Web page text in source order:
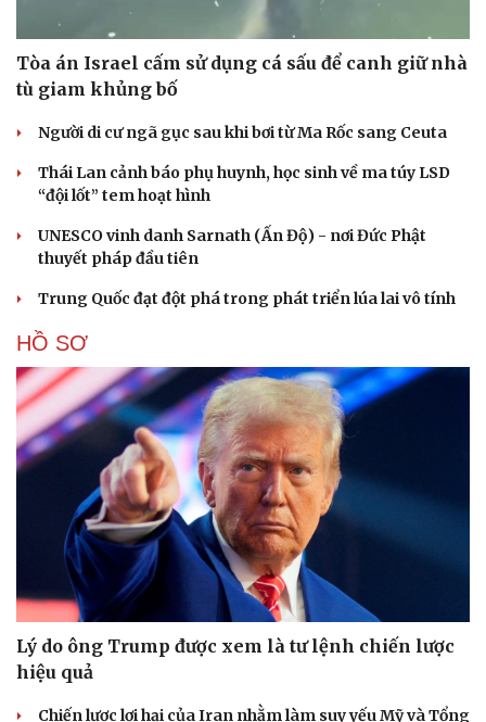
Tòa án Israel cấm sử dụng cá sấu để canh giữ nhà
tù giam khủng bố
Người di cư ngã gục sau khi bơi từ Ma Rốc sang Ceuta
Thái Lan cảnh báo phụ huynh, học sinh về ma túy LSD
“đội lốt” tem hoạt hình
UNESCO vinh danh Sarnath (Ấn Độ) - nơi Đức Phật
thuyết pháp đầu tiên
Trung Quốc đạt đột phá trong phát triển lúa lai vô tính
HỒ SƠ
Lý do ông Trump được xem là tư lệnh chiến lược
hiệu quả
Chiến lược lợi hại của Iran nhằm làm suy yếu Mỹ và Tổng